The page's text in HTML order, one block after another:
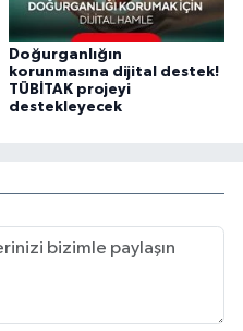
Doğurganlığın
korunmasına dijital destek!
TÜBİTAK projeyi
destekleyecek